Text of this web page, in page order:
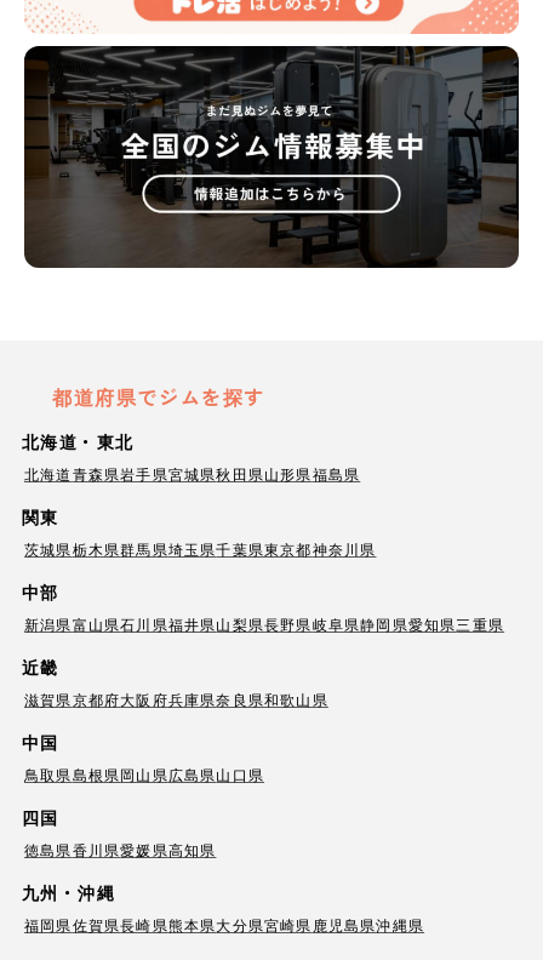
都道府県でジムを探す
北海道・東北
北海道青森県岩手県宮城県秋田県山形県福島県
関東
茨城県栃木県群馬県埼玉県千葉県東京都神奈川県
中部
新潟県富山県石川県福井県山梨県長野県岐阜県静岡県愛知県三重県
近畿
滋賀県京都府大阪府兵庫県奈良県和歌山県
中国
鳥取県島根県岡山県広島県山口県
四国
徳島県香川県愛媛県高知県
九州・沖縄
福岡県佐賀県長崎県熊本県大分県宮崎県 鹿児島県沖縄県